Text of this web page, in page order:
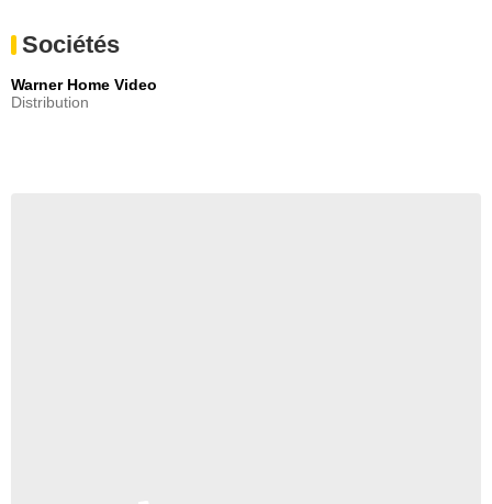
Sociétés
Warner Home Video
Distribution